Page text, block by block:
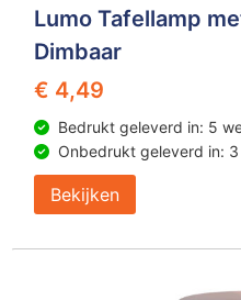
Lumo Tafellamp
Dimbaar
€ 4,49
Bedrukt geleverd in: 5
Onbedrukt geleverd in:
Bekijken